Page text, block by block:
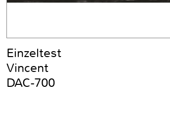
Einzeltest
Vincent
DAC-700